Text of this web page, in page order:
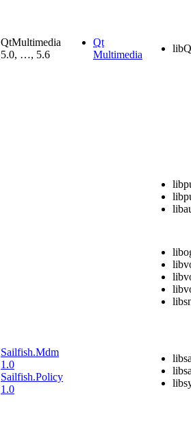
QtMultimedia
5.0, …, 5.6
Qt
Multimedia
Sailfish.Mdm
1.0
Sailfish.Policy
1.0